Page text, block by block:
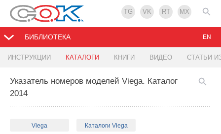
TG VK RT MX
БИБЛИОТЕКА
ИНСТРУКЦИИ КАТАЛОГИ КНИГИ ВИДЕО СТАТЬИ
EN
Указатель нoмepов мoделeй Viega. Каталог
2014
Viega Каталоги Viega